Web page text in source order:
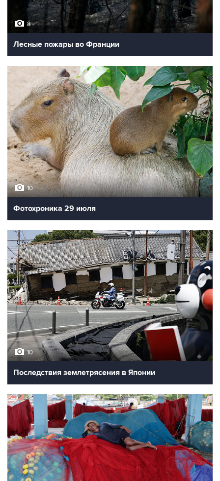
8
Лесные пожары во Франции
10
Фотохроника 29 июля
10
Последствия землетрясения в Японии